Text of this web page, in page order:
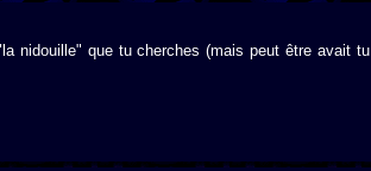
nidouille" que tu cherches (mais peut être avait tu